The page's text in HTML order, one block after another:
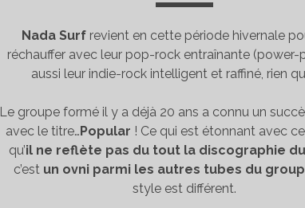
Nada Surfrevient en cette période hivernale
réchauffer avec leur pop-rock entraînante (power-
aussi leur indie-rock intelligent et raffiné, rien
Le groupe formé il y a déjà 20 ans a connu un
avec le titre…Popular ! Ce qui est étonnant avec ce
qu’il ne reflète pas du tout la discographie
c’est un ovni parmi les autres tubes du
style est différent.